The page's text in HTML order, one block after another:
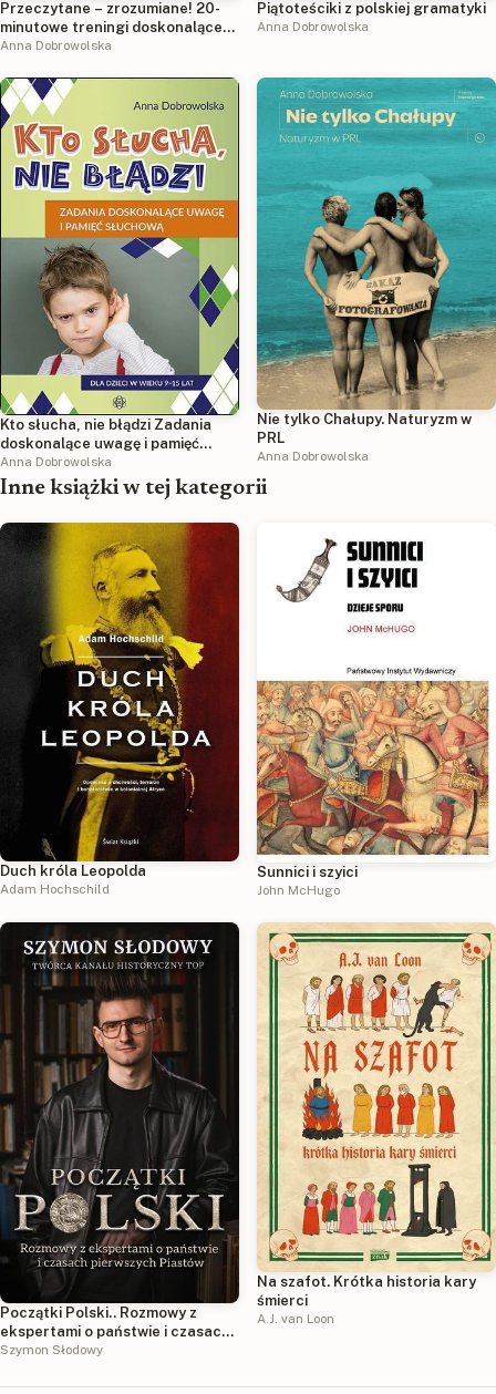
Przeczytane – zrozumiane! 20-
minutowe treningi doskonalące
rozumienie tekstu czytanego
Anna Dobrowolska
Piątoteściki z polskiej gramatyki
Anna Dobrowolska
Kto słucha, nie błądzi Zadania
doskonalące uwagę i pamięć
słuchową
Anna Dobrowolska
Nie tylko Chałupy. Naturyzm w
PRL
Anna Dobrowolska
Inne książki w tej kategorii
Duch króla Leopolda
Adam Hochschild
Sunnici i szyici
John McHugo
Początki Polski.. Rozmowy z
ekspertami o państwie i czasach
pierwszych Piastów
Szymon Słodowy
Na szafot. Krótka historia kary
śmierci
A.J. van Loon